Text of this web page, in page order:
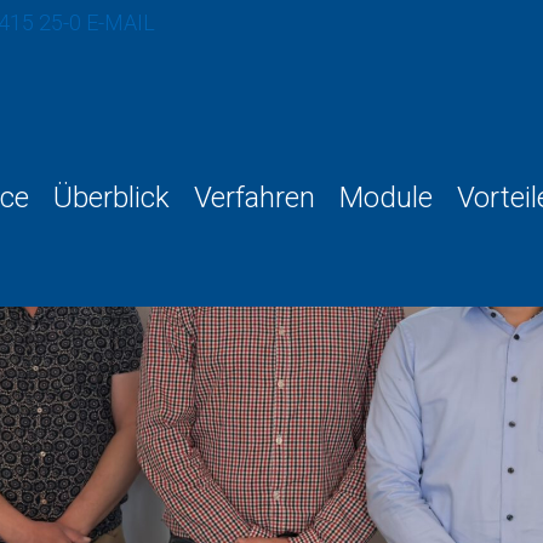
25-0 E-MAIL
Überblick Verfahren Module